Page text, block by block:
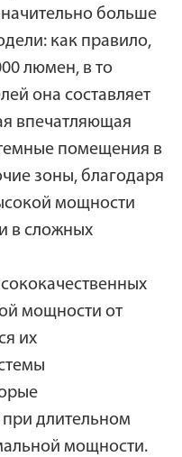
больше
как правило,
люмен, в то
она составляет
впечатляющая
помещения в
зоны, благодаря
мощности
в сложных
мощности от
их
длительном
мощности.